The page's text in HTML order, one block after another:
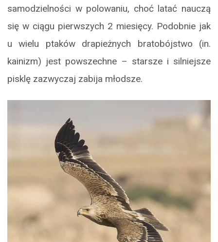
samodzielności w polowaniu, choć latać nauczą
się w ciągu pierwszych 2 miesięcy. Podobnie jak
u wielu ptaków drapieżnych bratobójstwo (in.
kainizm) jest powszechne – starsze i silniejsze
pisklę zazwyczaj zabija młodsze.